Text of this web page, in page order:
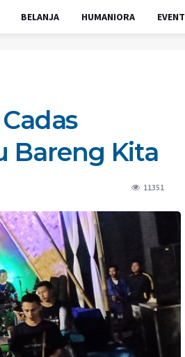
BELANJA HUMANIORA EVENT
Bareng Kita
11351